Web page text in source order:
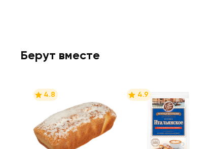
Берут вместе
4.8 4.9